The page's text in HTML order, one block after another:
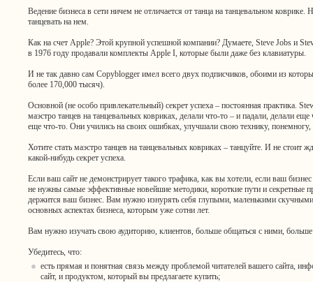
Ведение бизнеса в сети ничем не отличается от танца на танцевальном
танцевать на нем.
Как на счет Apple? Этой крупной успешной компании? Думаете, Steve Jobs и
в 1976 году продавали комплекты Apple I, которые были даже без клавиатуры.
И не так давно сам Copyblogger имел всего двух подписчиков, обоими из
более 170,000 тысяч).
Основной (не особо привлекательный) секрет успеха – постоянная практика.
маэстро танцев на танцевальных ковриках, делали что-то – и падали, делали
еще что-то. Они учились на своих ошибках, улучшали свою технику,
Хотите стать маэстро танцев на танцевальных ковриках – танцуйте. И не стоит
какой-нибудь секрет успеха.
Если ваш сайт не демонстрирует такого трафика, как вы хотели, если ваш
не нужны самые эффективные новейшие методики, короткие пути и секретные
держится ваш бизнес. Вам нужно изнурять себя глупыми, маленькими
основных аспектах бизнеса, которым уже сотни лет.
Вам нужно изучать свою аудиторию, клиентов, больше общаться с ними, больше
Убедитесь, что:
есть прямая и понятная связь между проблемой читателей вашего сайта,
сайт, и продуктом, который вы предлагаете купить;